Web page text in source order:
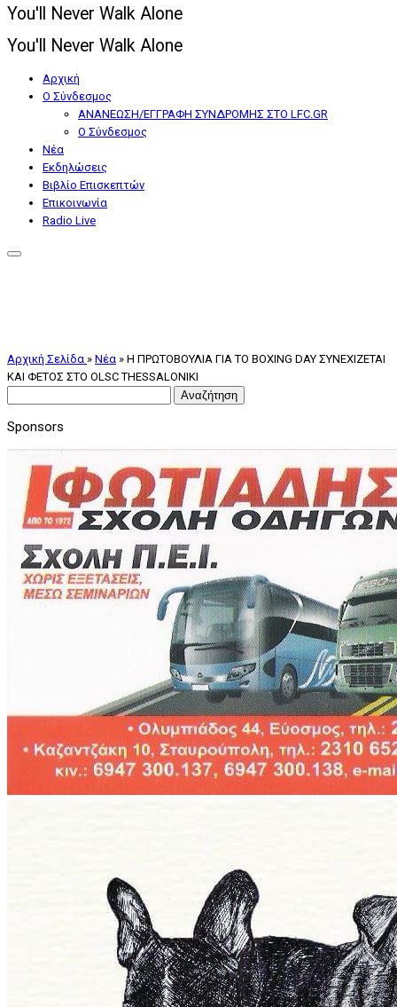
You'll Never Walk Alone
You'll Never Walk Alone
Αρχική
Ο Σύνδεσμος
ΑΝΑΝΕΩΣΗ/ΕΓΓΡΑΦΗ ΣΥΝΔΡΟΜΗΣ ΣΤΟ LFC.GR
Ο Σύνδεσμος
Nέα
Εκδηλώσεις
Βιβλίο Επισκεπτών
Επικοινωνία
Radio Live
Αρχική Σελίδα » Nέα » Η ΠΡΩΤΟΒΟΥΛΙΑ ΓΙΑ ΤΟ BOXING DAY ΣΥΝΕΧΙΖΕΤΑΙ
ΚΑΙ ΦΕΤΟΣ ΣΤΟ OLSC THESSALONIKI
Sponsors